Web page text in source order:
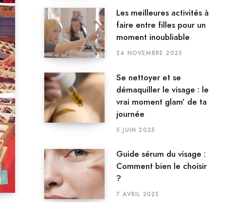
Les meilleures activités à
faire entre filles pour un
moment inoubliable
24 NOVEMBRE 2025
Se nettoyer et se
démaquiller le visage : le
vrai moment glam’ de ta
journée
5 JUIN 2025
Guide sérum du visage :
Comment bien le choisir
?
7 AVRIL 2025